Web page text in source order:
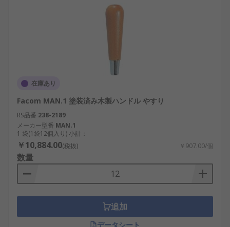
在庫あり
Facom MAN.1 塗装済み木製ハンドル やすり
RS品番 238-2189
メーカー型番 MAN.1
1 袋(1袋12個入り) 小計：
￥10,884.00(税抜) ￥907.00/個
数量
追加
データシート